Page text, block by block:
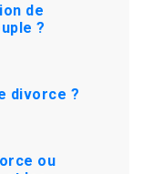
de
?
divorce ?
ou